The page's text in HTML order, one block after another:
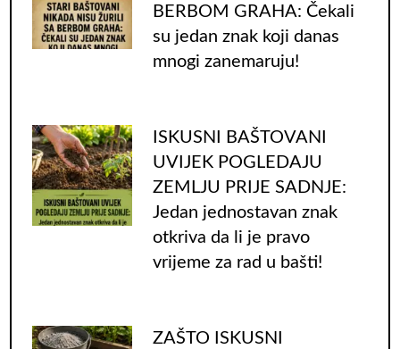
BERBOM GRAHA: Čekali
su jedan znak koji danas
mnogi zanemaruju!
ISKUSNI BAŠTOVANI
UVIJEK POGLEDAJU
ZEMLJU PRIJE SADNJE:
Jedan jednostavan znak
otkriva da li je pravo
vrijeme za rad u bašti!
ZAŠTO ISKUSNI